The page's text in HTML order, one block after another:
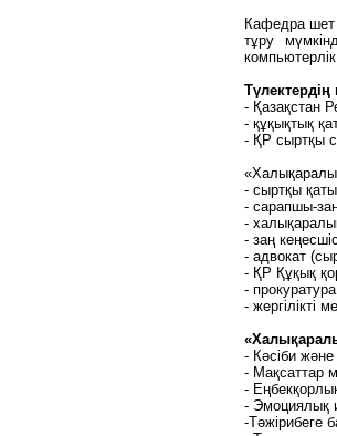
Кафедра шет
тұру
Түлектердің
- Қазақстан
- құқықтық
- ҚР сыртқы
- сыртқы
- сарапшы-
-
- заң
- адвокат
- ҚР Құқық
-
- жергілікті
- Кәсіби және
- Мақсаттар
-
- Эмоциялық
-Тәжірибеге